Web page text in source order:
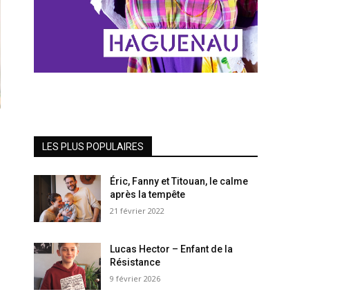
LES PLUS POPULAIRES
Éric, Fanny et Titouan, le calme
après la tempête
21 février 2022
Lucas Hector – Enfant de la
Résistance
9 février 2026